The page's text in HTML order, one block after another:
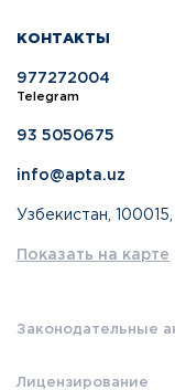
КОНТАКТЫ
977272004
Telegram
93 5050675
info@apta.uz
Узбекистан,
Показать на карте
Законодательные
Лицензирование